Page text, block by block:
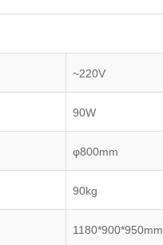
~220V
90W
φ800mm
90kg
1180*900*950mm